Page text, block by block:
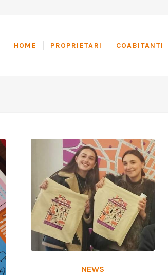
HOME PROPRIETARI COABITANTI
NEWS